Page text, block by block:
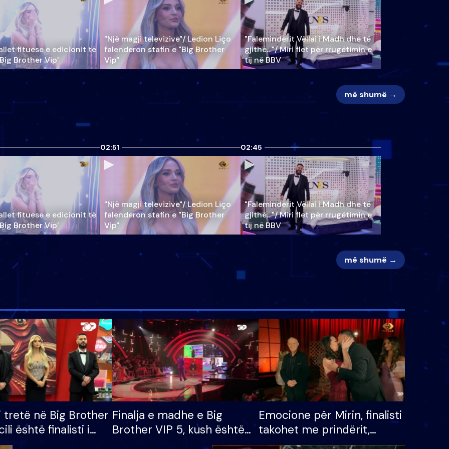
fituese e edicionit të
Brother Vip’
"Një magji televizive"/ Ledion Liço
falenderon stafin e "Big Brother
Vip"
"Faleminderit Vëllai i Madh dhe të
gjithë…"/ Miri flet për rrugëtimin e
tij në BBV
më shumë →
fituese e edicionit të
Brother Vip’
02:51
"Një magji televizive"/ Ledion Liço
falenderon stafin e "Big Brother
Vip"
02:45
"Faleminderit Vëllai i Madh dhe të
gjithë…"/ Miri flet për rrugëtimin e
tij në BBV
më shumë →
tretë në Big Brother
është finalisti i
lë shtëpinë
Finalja e madhe e Big
Brother VIP 5, kush është
banori i parë që lë shtëpinë
Emocione për Mirin, finalisti
takohet me prindërit,
vajzën dhe bashkëshorten: